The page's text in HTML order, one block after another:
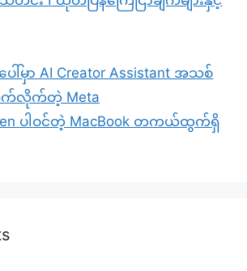
ေါ်မှာ AI Creator Assistant အသစ်
လိုက်တဲ့ Meta
ပါဝင်တဲ့ MacBook တကယ်ထွက်ရှိ